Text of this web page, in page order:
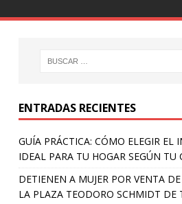
ENTRADAS RECIENTES
GUÍA PRÁCTICA: CÓMO ELEGIR EL
IDEAL PARA TU HOGAR SEGÚN TU
DETIENEN A MUJER POR VENTA
LA PLAZA TEODORO SCHMIDT DE